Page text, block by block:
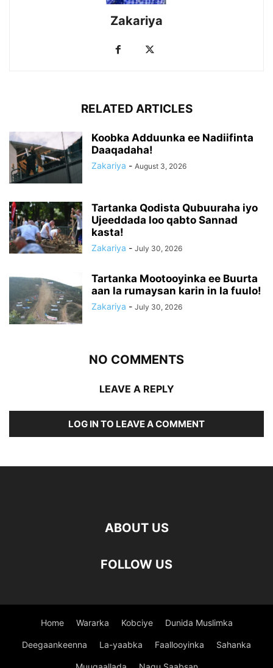
Zakariya
RELATED ARTICLES
Koobka Adduunka ee Nadiifinta
Daaqadaha!
Zakariya - August 3, 2026
Tartanka Qodista Qubuuraha iyo
Ujeeddada loo qabto Sannad
kasta!
Zakariya - July 30, 2026
Tartanka Mootooyinka ee Buurta
aan la rumaysan karin in la fuulo!
Zakariya - July 30, 2026
NO COMMENTS
LEAVE A REPLY
LOG IN TO LEAVE A COMMENT
ABOUT US
FOLLOW US
Home Wararka Kobciye Dunida Muslimka
Deegaankeenna La-yaabka Faallooyinka Sahanka